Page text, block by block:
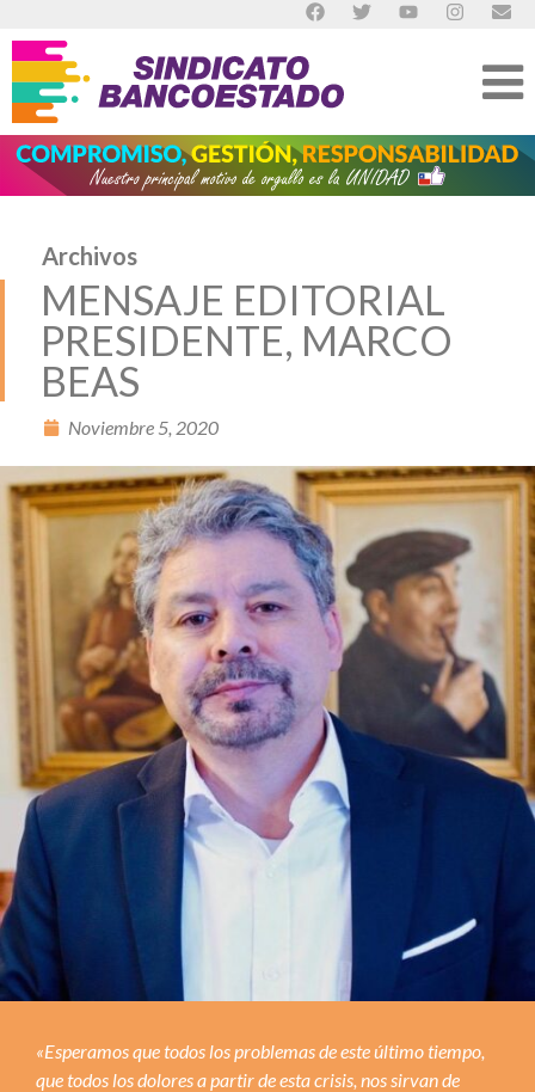
Archivos
MENSAJE EDITORIAL
PRESIDENTE, MARCO
BEAS
Noviembre 5, 2020
«Esperamos que todos los problemas de este último tiempo,
que todos los dolores a partir de esta crisis, nos sirvan de